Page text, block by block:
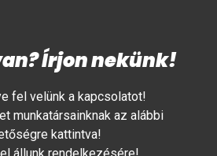
Írjon nekünk!
fel velünk a kapcsolatot!
munkatársainknak az alábbi
kattintva!